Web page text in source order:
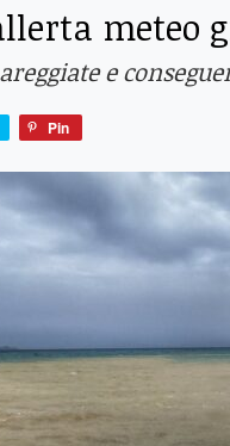
meteo
e
Pin